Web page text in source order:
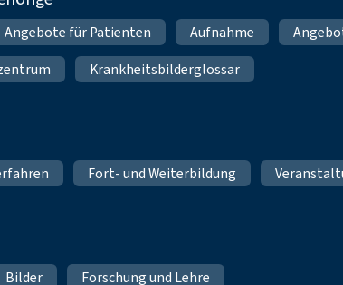
Angebote für Patienten Aufnahme
Krankheitsbilderglossar
Fort- und Weiterbildung
Bilder Forschung und Lehre